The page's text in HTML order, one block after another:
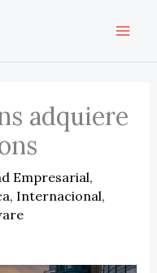
adquiere
Empresarial,
, Internacional,